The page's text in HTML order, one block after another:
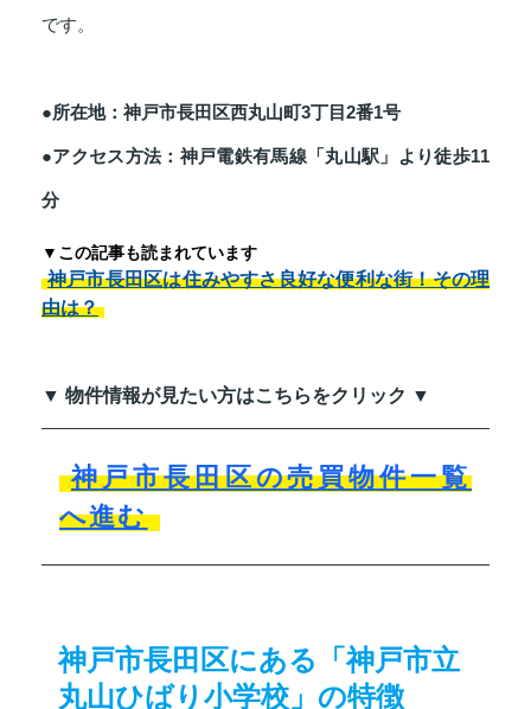
です。
●所在地：神戸市長田区西丸山町3丁目2番1号
●アクセス方法：神戸電鉄有馬線「丸山駅」より徒歩11
分
▼この記事も読まれています
神戸市長田区は住みやすさ良好な便利な街！その理
由は？
▼ 物件情報が見たい方はこちらをクリック ▼
神戸市長田区の売買物件一覧
へ進む
神戸市長田区にある「神戸市立
丸山ひばり小学校」の特徴